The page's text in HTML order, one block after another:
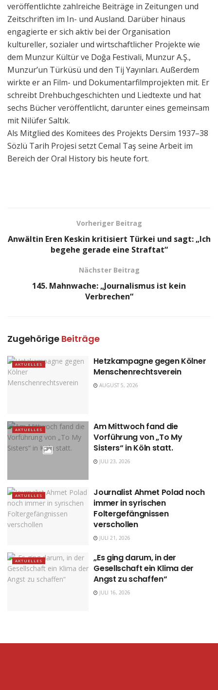
veröffentlichte zahlreiche Beiträge in Zeitungen und
Zeitschriften im In- und Ausland. Darüber hinaus
engagierte er sich aktiv bei der Organisation
kultureller, sozialer und wirtschaftlicher Projekte wie
dem Munzur Kültür ve Doğa Festivali, Munzur A.Ş.,
Munzur’un Türküsü und den Tij Yayınları. Außerdem
wirkte er an Film- und Dokumentarfilmprojekten mit. Er
schreibt Drehbuchgeschichten und Liedtexte und hat
sechs Bücher veröffentlicht, darunter eines gemeinsam
mit Nilüfer Saltık.
Als Mitglied des Komitees des Projekts Dersim 1937–38
Sözlü Tarih Projesi setzt Cemal Taş seine Arbeit im
Bereich der Oral History bis heute fort.
Vorheriger Beitrag
Anwältin Eren Keskin kritisiert Türkei und sagt: „Ich
begehe gerade eine Straftat“
Nächster Beitrag
145. Mahnwache: „Journalismus ist kein
Verbrechen“
Zugehörige Beiträge
AKTUELLES
Hetzkampagne gegen Kölner
Menschenrechtsverein
AUGUST 5, 2026
AKTUELLES
Am Mittwoch fand die
Vorführung von „To My
Sisters“ in Köln statt.
JULI 23, 2026
AKTUELLES
Journalist Ahmet Polad noch
immer in syrischen
Foltergefängnissen
verschollen
JULI 21, 2026
AKTUELLES
„Es ging darum, in der
Gesellschaft ein Klima der
Angst zu schaffen“
JULI 16, 2026